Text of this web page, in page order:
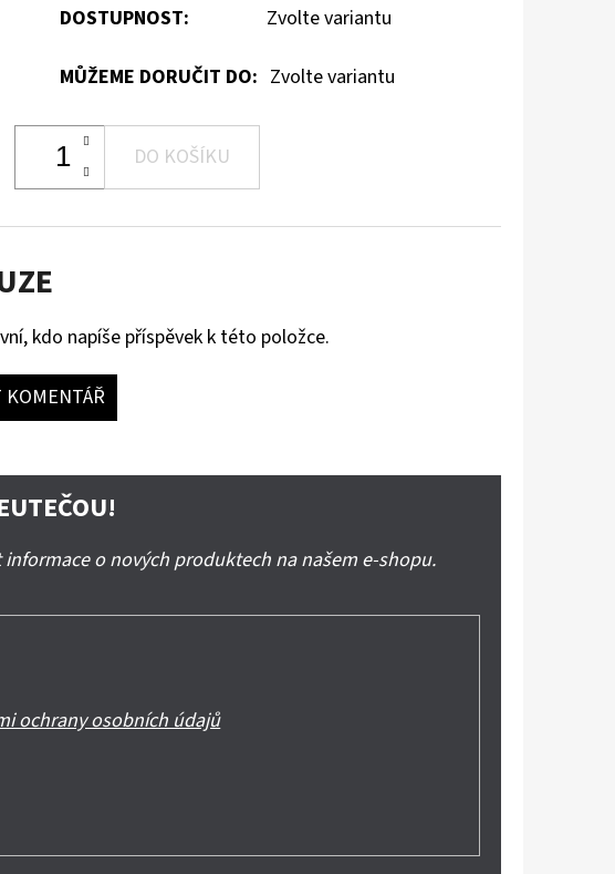
DOSTUPNOST: Zvolte variantu
MŮŽEME DORUČIT DO: Zvolte variantu
DO KOŠÍKU
kdo napíše příspěvek k této položce.
KOMENTÁŘ
o nových produktech na našem e-shopu.
ochrany osobních údajů